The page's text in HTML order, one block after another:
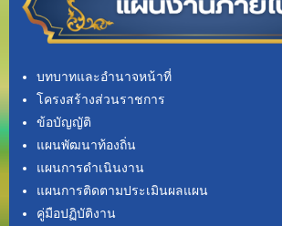
บทบาทและอำนาจหน้าที่
โครงสร้างส่วนราชการ
ข้อบัญญัติ
แผนพัฒนาท้องถิ่น
แผนการดำเนินงาน
แผนการติดตามประเมินผลแผน
คู่มือปฏิบัติงาน